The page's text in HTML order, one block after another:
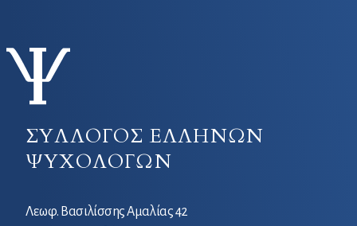
ΣΥΛΛΟΓΟΣ ΕΛΛΗΝΩΝ
ΨΥΧΟΛΟΓΩΝ
Λεωφ. Βασιλίσσης Αμαλίας 42